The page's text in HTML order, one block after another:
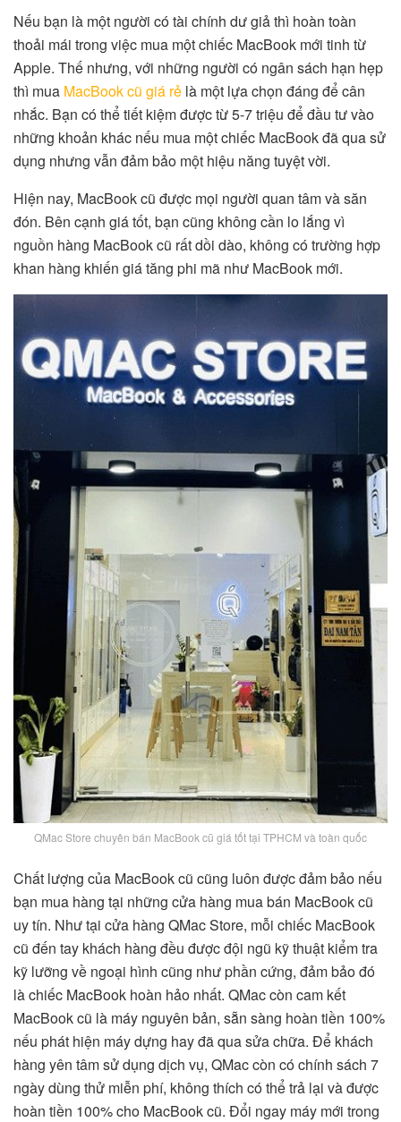
Nếu bạn là một người có tài chính dư giả thì hoàn toàn
thoải mái trong việc mua một chiếc MacBook mới tinh từ
Apple. Thế nhưng, với những người có ngân sách hạn hẹp
thì mua MacBook cũ giá rẻ là một lựa chọn đáng để cân
nhắc. Bạn có thể tiết kiệm được từ 5-7 triệu để đầu tư vào
những khoản khác nếu mua một chiếc MacBook đã qua sử
dụng nhưng vẫn đảm bảo một hiệu năng tuyệt vời.
Hiện nay, MacBook cũ được mọi người quan tâm và săn
đón. Bên cạnh giá tốt, bạn cũng không cần lo lắng vì
nguồn hàng MacBook cũ rất dồi dào, không có trường hợp
khan hàng khiến giá tăng phi mã như MacBook mới.
QMac Store chuyên bán MacBook cũ giá tốt tại TPHCM và toàn quốc
Chất lượng của MacBook cũ cũng luôn được đảm bảo nếu
bạn mua hàng tại những cửa hàng mua bán MacBook cũ
uy tín. Như tại cửa hàng QMac Store, mỗi chiếc MacBook
cũ đến tay khách hàng đều được đội ngũ kỹ thuật kiểm tra
kỹ lưỡng về ngoại hình cũng như phần cứng, đảm bảo đó
là chiếc MacBook hoàn hảo nhất. QMac còn cam kết
MacBook cũ là máy nguyên bản, sẵn sàng hoàn tiền 100%
nếu phát hiện máy dựng hay đã qua sửa chữa. Để khách
hàng yên tâm sử dụng dịch vụ, QMac còn có chính sách 7
ngày dùng thử miễn phí, không thích có thể trả lại và được
hoàn tiền 100% cho MacBook cũ. Đổi ngay máy mới trong